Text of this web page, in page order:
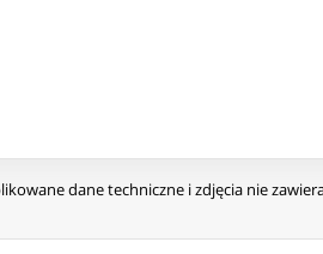
dane techniczne i zdjęcia nie